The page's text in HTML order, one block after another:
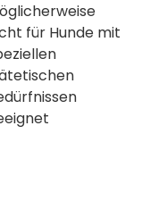
für Hunde mit